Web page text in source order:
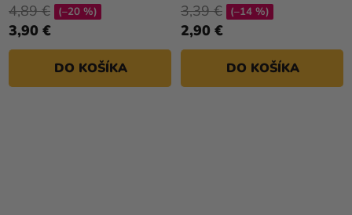
3,90 €
4,89 € (–20 %)
DO KOŠÍKA
2,90 €
3,39 € (–14 %)
DO KOŠÍKA